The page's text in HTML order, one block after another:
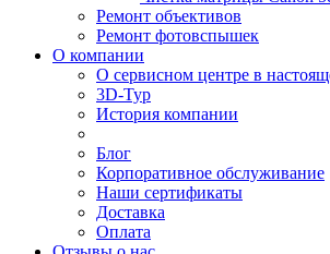
Ремонт объективов
Ремонт фотовспышек
О компании
О сервисном центре в
3D-Тур
История компании
Блог
Корпоративное обслуживание
Наши сертификаты
Доставка
Оплата